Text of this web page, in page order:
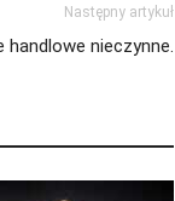
Następny artykuł
handlowe nieczynne.